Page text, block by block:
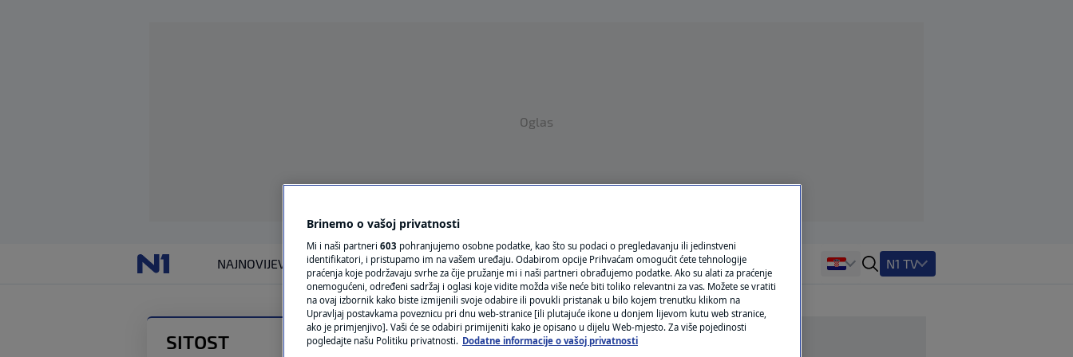
Oglas
NAJNOVIJEVIJESTISVIJET
VRIJEME
N1 TEME
REGIJA
N1 TV
SITOST
Brinemo o vašoj privatnosti
Mi i naši partneri 603 pohranjujemo osobne podatke, kao što su podaci o pregledavanju ili jedinstveni
identifikatori, i pristupamo im na vašem uređaju. Odabirom opcije Prihvaćam omogućit ćete tehnologije
praćenja koje podržavaju svrhe za čije pružanje mi i naši partneri obrađujemo podatke. Ako su alati za praćenje
onemogućeni, određeni sadržaj i oglasi koje vidite možda više neće biti toliko relevantni za vas. Možete se vratiti
na ovaj izbornik kako biste izmijenili svoje odabire ili povukli pristanak u bilo kojem trenutku klikom na
Upravljaj postavkama poveznicu pri dnu web-stranice [ili plutajuće ikone u donjem lijevom kutu web stranice,
ako je primjenjivo]. Vaši će se odabiri primijeniti kako je opisano u dijelu Web-mjesto. Za više pojedinosti
pogledajte našu Politiku privatnosti. Dodatne informacije o vašoj privatnosti